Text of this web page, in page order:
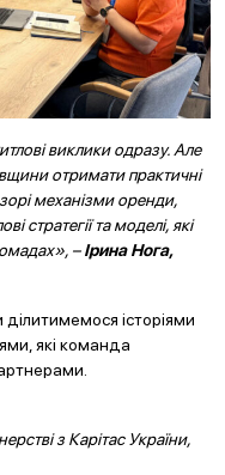
виклики одразу. Але
отримати практичні
механізми оренди,
стратегії та моделі, які
–Ірина Нога,
історіями
які команда
з Карітас України,